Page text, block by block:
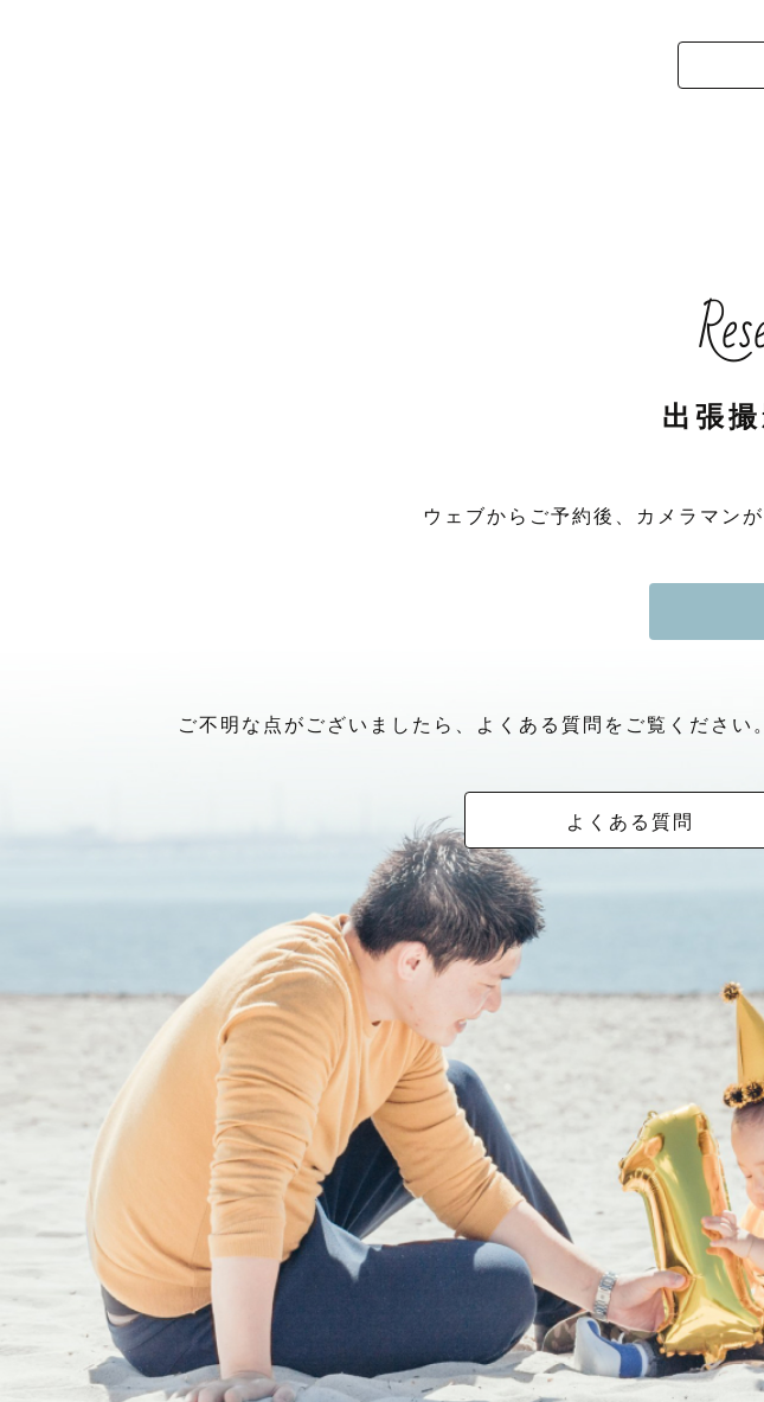
出張
ウェブからご予約後、カメラマン
ご不明な点がございましたら、よくある質問をご覧くださ
よくある質問